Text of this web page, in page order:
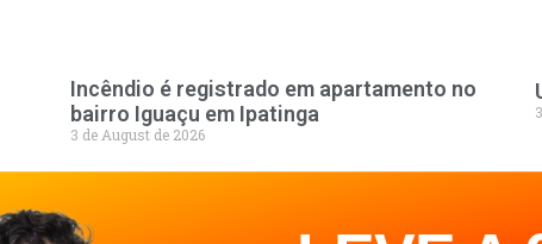
Incêndio é registrado em apartamento no
bairro Iguaçu em Ipatinga
3 de August de 2026